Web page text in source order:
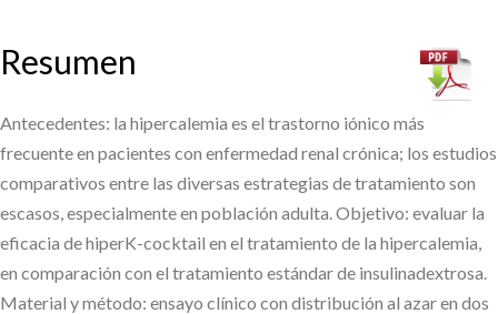
Resumen
Antecedentes: la hipercalemia es el trastorno iónico más
frecuente en pacientes con enfermedad renal crónica; los estudios
comparativos entre las diversas estrategias de tratamiento son
escasos, especialmente en población adulta. Objetivo: evaluar la
eficacia de hiperK-cocktail en el tratamiento de la hipercalemia,
en comparación con el tratamiento estándar de insulinadextrosa.
Material y método: ensayo clínico con distribución al azar en dos